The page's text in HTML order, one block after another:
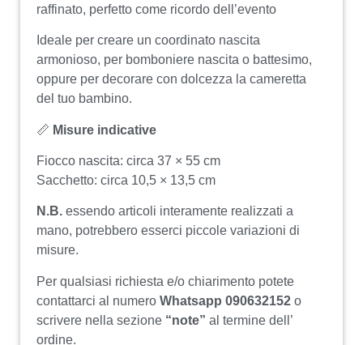
raffinato, perfetto come ricordo dell’evento
Ideale per creare un coordinato nascita
armonioso, per bomboniere nascita o battesimo,
oppure per decorare con dolcezza la cameretta
del tuo bambino.
📏 Misure indicative
Fiocco nascita: circa 37 × 55 cm
Sacchetto: circa 10,5 × 13,5 cm
N.B. essendo articoli interamente realizzati a
mano, potrebbero esserci piccole variazioni di
misure.
Per qualsiasi richiesta e/o chiarimento potete
contattarci al numero Whatsapp 090632152 o
scrivere nella sezione “note” al termine dell’
ordine.